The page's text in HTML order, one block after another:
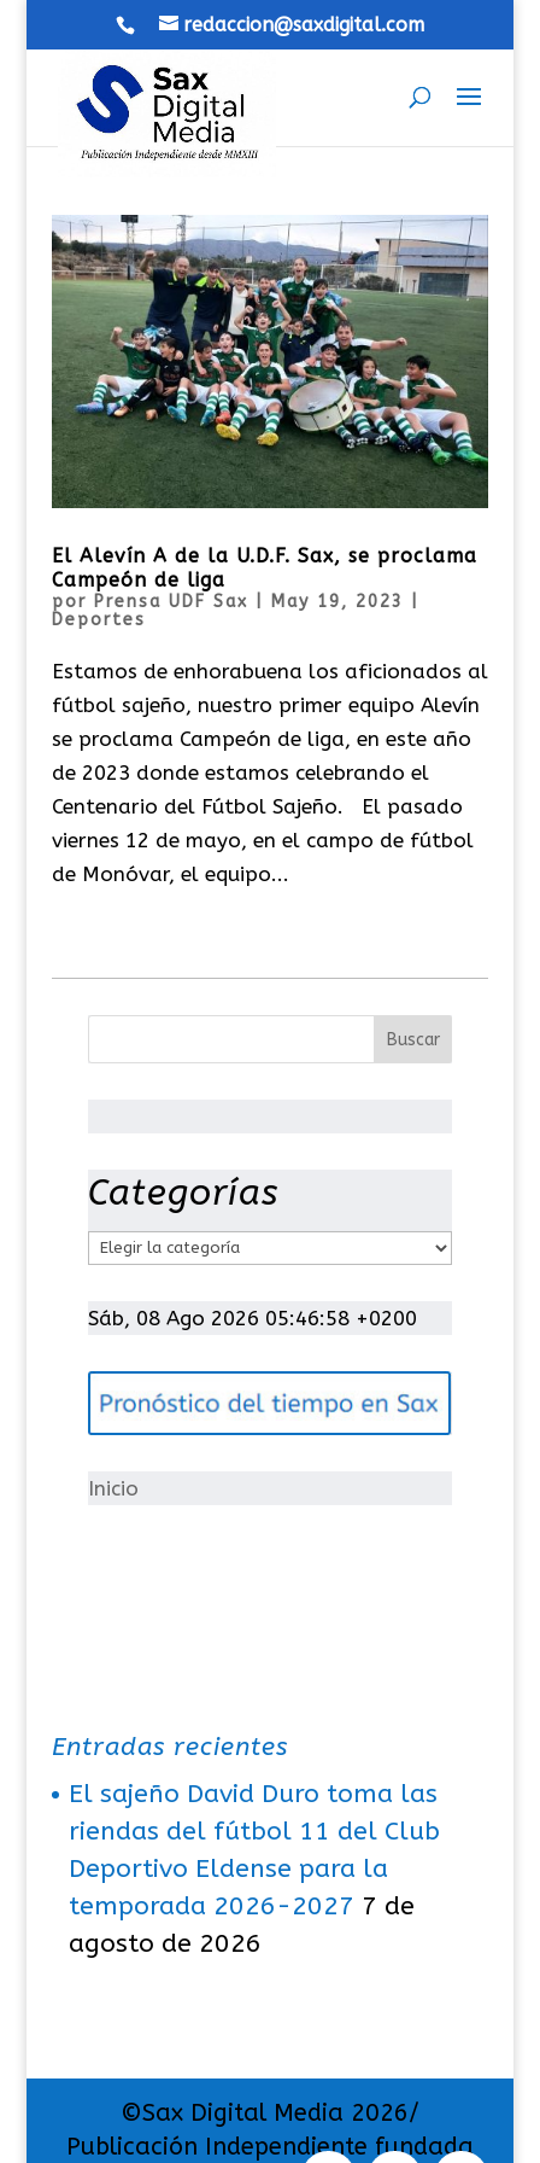
redaccion@saxdigital.com
El Alevín A de la U.D.F. Sax, se proclama
Campeón de liga
por Prensa UDF Sax May 19, 2023
Deportes
Estamos de enhorabuena los aficionados al
fútbol sajeño, nuestro primer equipo Alevín
se proclama Campeón de liga, en este año
de 2023 donde estamos celebrando el
Centenario del Fútbol Sajeño. El pasado
viernes 12 de mayo, en el campo de fútbol
de Monóvar, el equipo...
Categorías
t
g
í
Sáb, 08 Ago 2026 05:46:59 +0200
Inicio
Entradas recientes
El sajeño David Duro toma las
riendas del fútbol 11 del Club
Deportivo Eldense para la
temporada 2026-2027 7 de
agosto de 2026
©Sax Digital Media 2026/
Publicación Independiente fundada